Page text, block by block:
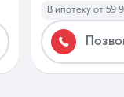
В ипотеку от 59